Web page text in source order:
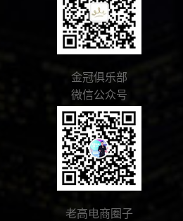
金冠俱乐部
微信公众号
老高电商圈子